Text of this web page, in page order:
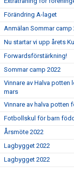
Förändring A-laget
Anmälan Sommar camp
Nu startar vi upp årets
Forwardsförstärkning!
Sommar camp 2022
Vinnare av Halva
mars
Vinnare av halva potten
Fotbollskul för barn
Årsmöte 2022
Lagbygget 2022
Lagbygget 2022